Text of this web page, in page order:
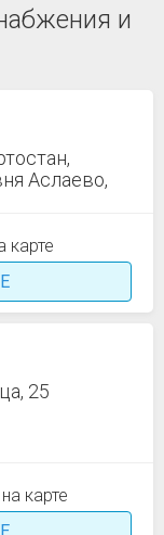
и
Аслаево,
25